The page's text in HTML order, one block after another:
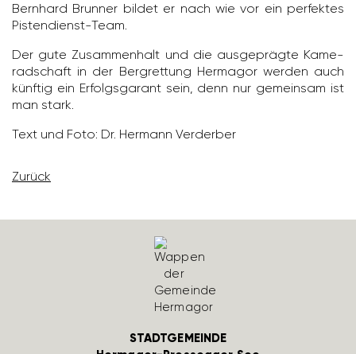
Bern­hard Brunner bildet er nach wie vor ein perfektes
Pisten­dienst-Team.
Der gute Zusam­men­halt und die ausge­prägte Kame­
rad­schaft in der Berg­ret­tung Hermagor werden auch
künftig ein Erfolgs­ga­rant sein, denn nur gemeinsam ist
man stark.
Text und Foto: Dr. Hermann Verderber
Zurück
STADTGEMEINDE